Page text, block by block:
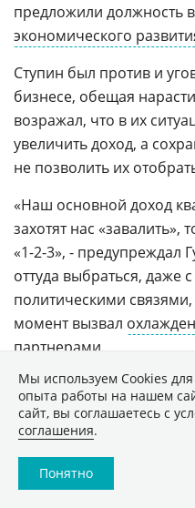
предложили должность в
экономического
Ступин был против и
бизнесе, обещая
возражал, что в их
увеличить доход, а
не позволить их
«Наш основной доход
захотят нас «завалить»,
«1-2-3», - предупреждал
оттуда выбраться, даже
политическими
момент вызвал
партнерами.
Конфликт
Однажды Гусеву
хакер по имени
Glavmed, что им
Мы используем Сookies
опыта работы на нашем
сайт, вы соглашаетесь с
соглашения.
Понятно